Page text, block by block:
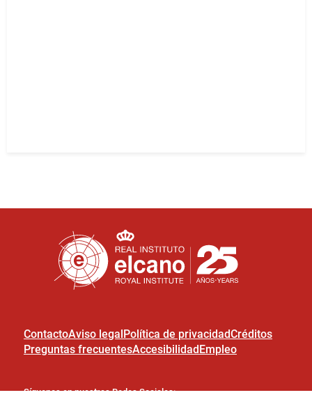
ContactoAviso legalPolítica de privacidadCréditos
Preguntas frecuentesAccesibilidadEmpleo
Síguenos en nuestras Redes Sociales: